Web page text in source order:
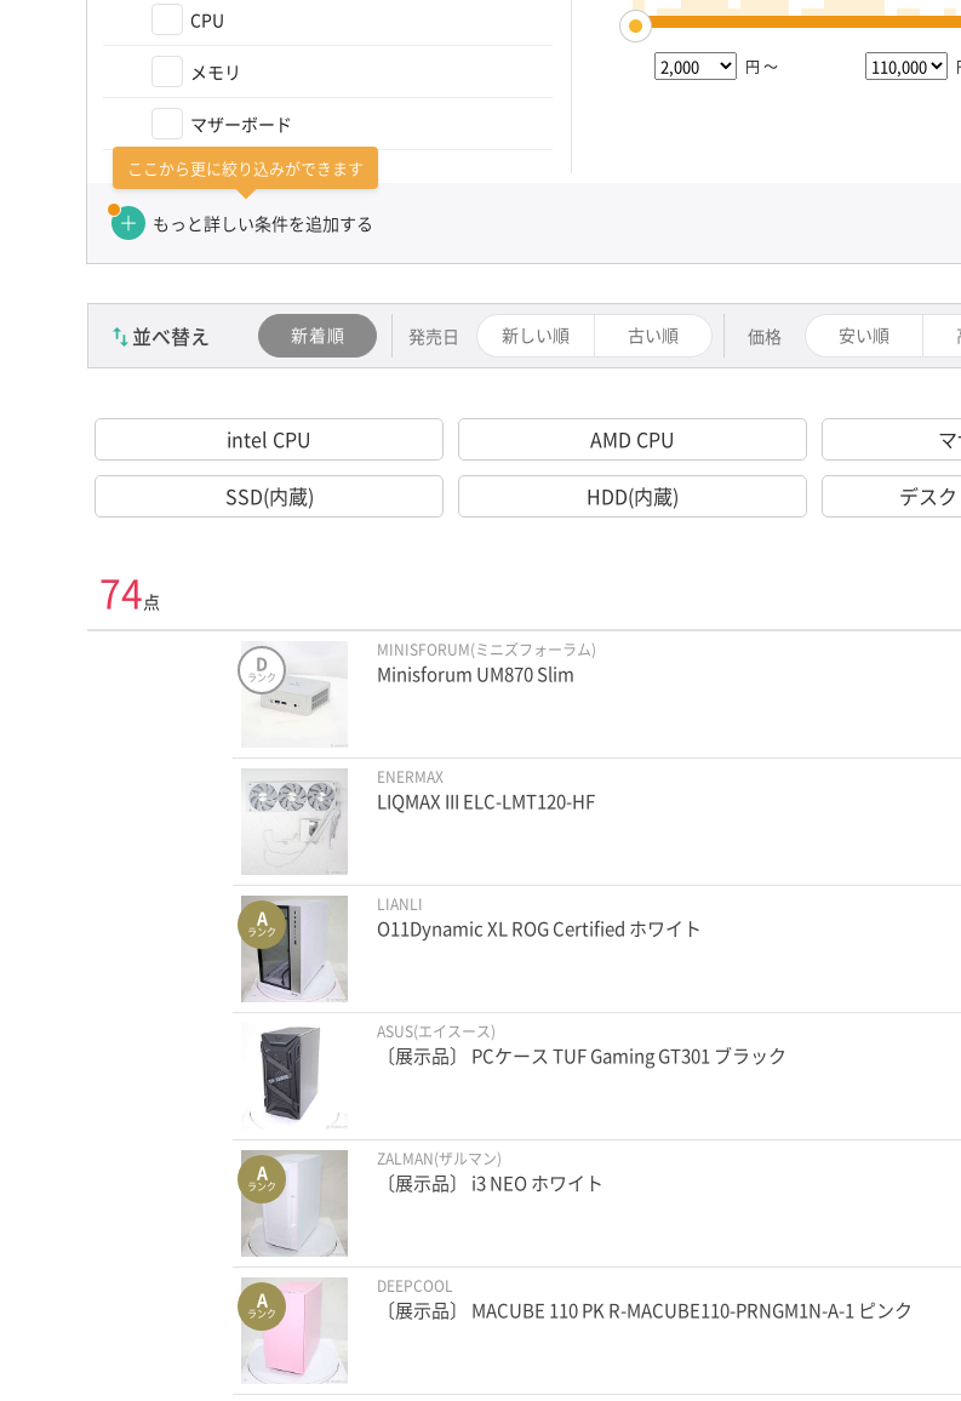
CPU
メモリ
マザーボード
グラフィックボード
PCパーツその他
カテゴリーを選び直す（かんたん検索）
円 ～
ここから更に絞り込みができます
もっと詳しい条件を追加する
並べ替え 新着順 発売日 新しい順 古い順 価格 安い順
intel CPU AMD CPU
SSD(内蔵)
HDD(内蔵) デス
74点
D
ランク
MINISFORUM(ミニズフォーラム)
Minisforum UM870 Slim
ENERMAX
LIQMAX III ELC-LMT120-HF
A
ランク
LIANLI
O11Dynamic XL ROG Certified ホワイト
ASUS(エイスース)
〔展示品〕 PCケース TUF Gaming GT301 ブラック
A
ランク
ZALMAN(ザルマン)
〔展示品〕 i3 NEO ホワイト
A
ランク
DEEPCOOL
〔展示品〕 MACUBE 110 PK R-MACUBE110-PRNGM1N-A-1 ピンク